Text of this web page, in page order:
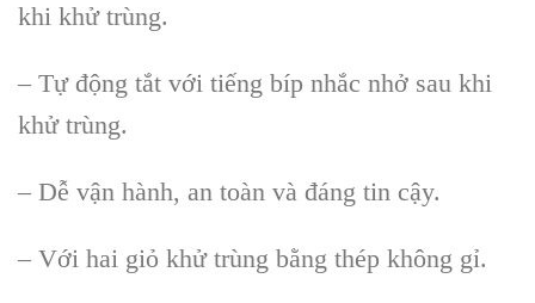
khi khử trùng.
– Tự động tắt với tiếng bíp nhắc nhở sau khi
khử trùng.
– Dễ vận hành, an toàn và đáng tin cậy.
– Với hai giỏ khử trùng bằng thép không gỉ.